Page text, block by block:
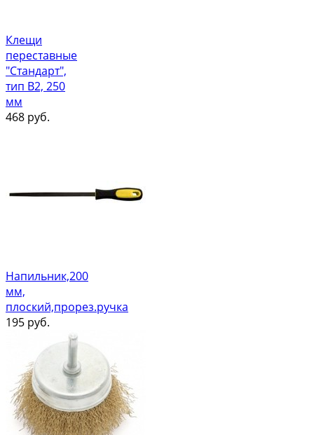
Клещи
переставные
"Стандарт",
тип В2, 250
мм
468 руб.
Напильник,200
мм,
плоский,прорез.ручка
195 руб.